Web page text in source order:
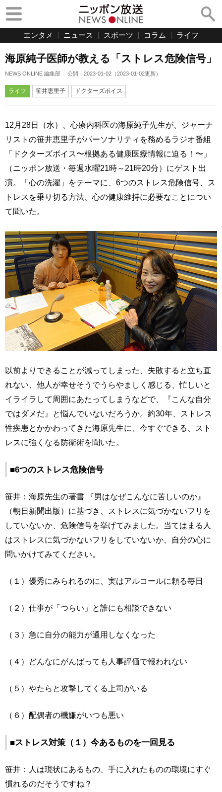
エンタメ ニュース スポーツ コラム ライフ
海原純子医師が教える「ストレス危険信号」
NEWS ONLINE 編集部 公開： 2023-01-02 （2023-01-02更新）
ライフ 笹井恵里子 ドクターズボイス
12月28日（水）、心療内科医の海原純子先生が、ジャーナ
リストの笹井恵里子がパーソナリティを務めるラジオ番組
「ドクターズボイス〜根拠ある健康医療情報に迫る！〜」
（ニッポン放送・毎週水曜21時～21時20分）にゲスト出
演。「心の洗濯」をテーマに、6つのストレス危険信号、ス
トレスを乗り切る方法、心の健康維持に必要なことについ
て聞いた。
以前よりできることが減ってしまった、失敗すると立ち直
れない、他人が幸せそうでうらやましく感じる、忙しいと
イライラして周囲にあたってしまうなどで、『こんな自分
ではダメだ』と悩んでいないだろうか。約30年、ストレス
性疾患とかかわってきた海原先生に、今すぐできる、スト
レスに強くなる防衛術を聞いた。
■6つのストレス危険信号
笹井：海原先生の著書 『男はなぜこんなに苦しいのか』
（朝日新聞出版）に基づき、ストレスに気づかないフリを
していないか、危険信号を挙げてみました。当てはまる人
はストレスに気づかないフリをしていないか、自分の心に
問いかけてみてください。
（１）優秀にみられるのに、実はアルコールに頼る毎日
（２）仕事が「つらい」と誰にも相談できない
（３）急に自分の能力が通用しなくなった
（４）どんなにがんばっても人事評価で報われない
（５）やたらと攻撃してくる上司がいる
（６）配偶者の機嫌がいつも悪い
■ストレス対策（１）今あるものを一回見る
笹井：人は現状にあるもの、手に入れたものの環境にすぐ
慣れるのだそうですね？